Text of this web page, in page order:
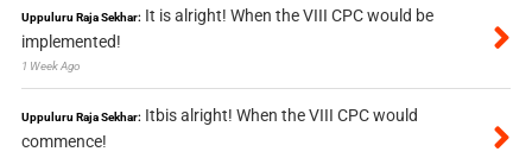
Uppuluru Raja Sekhar: It is alright! When the VIII CPC would be
implemented!
1 Week Ago
Uppuluru Raja Sekhar: Itbis alright! When the VIII CPC would
commence!